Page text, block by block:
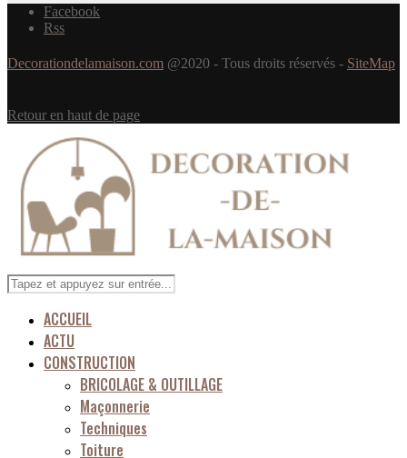
Facebook
Rss
Decorationdelamaison.com @2020 - Tous droits réservés - SiteMap
Retour en haut de page
ACCUEIL
ACTU
CONSTRUCTION
BRICOLAGE & OUTILLAGE
Maçonnerie
Techniques
Toiture